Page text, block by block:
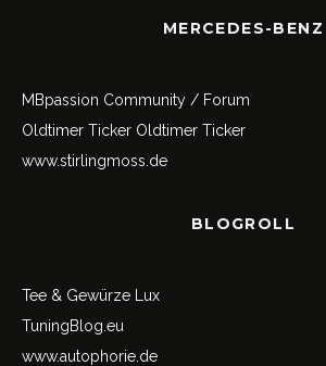
MERCEDES-BENZ
MBpassion Community / Forum
Oldtimer Ticker Oldtimer Ticker
www.stirlingmoss.de
BLOGROLL
Tee & Gewürze Lux
TuningBlog.eu
www.autophorie.de